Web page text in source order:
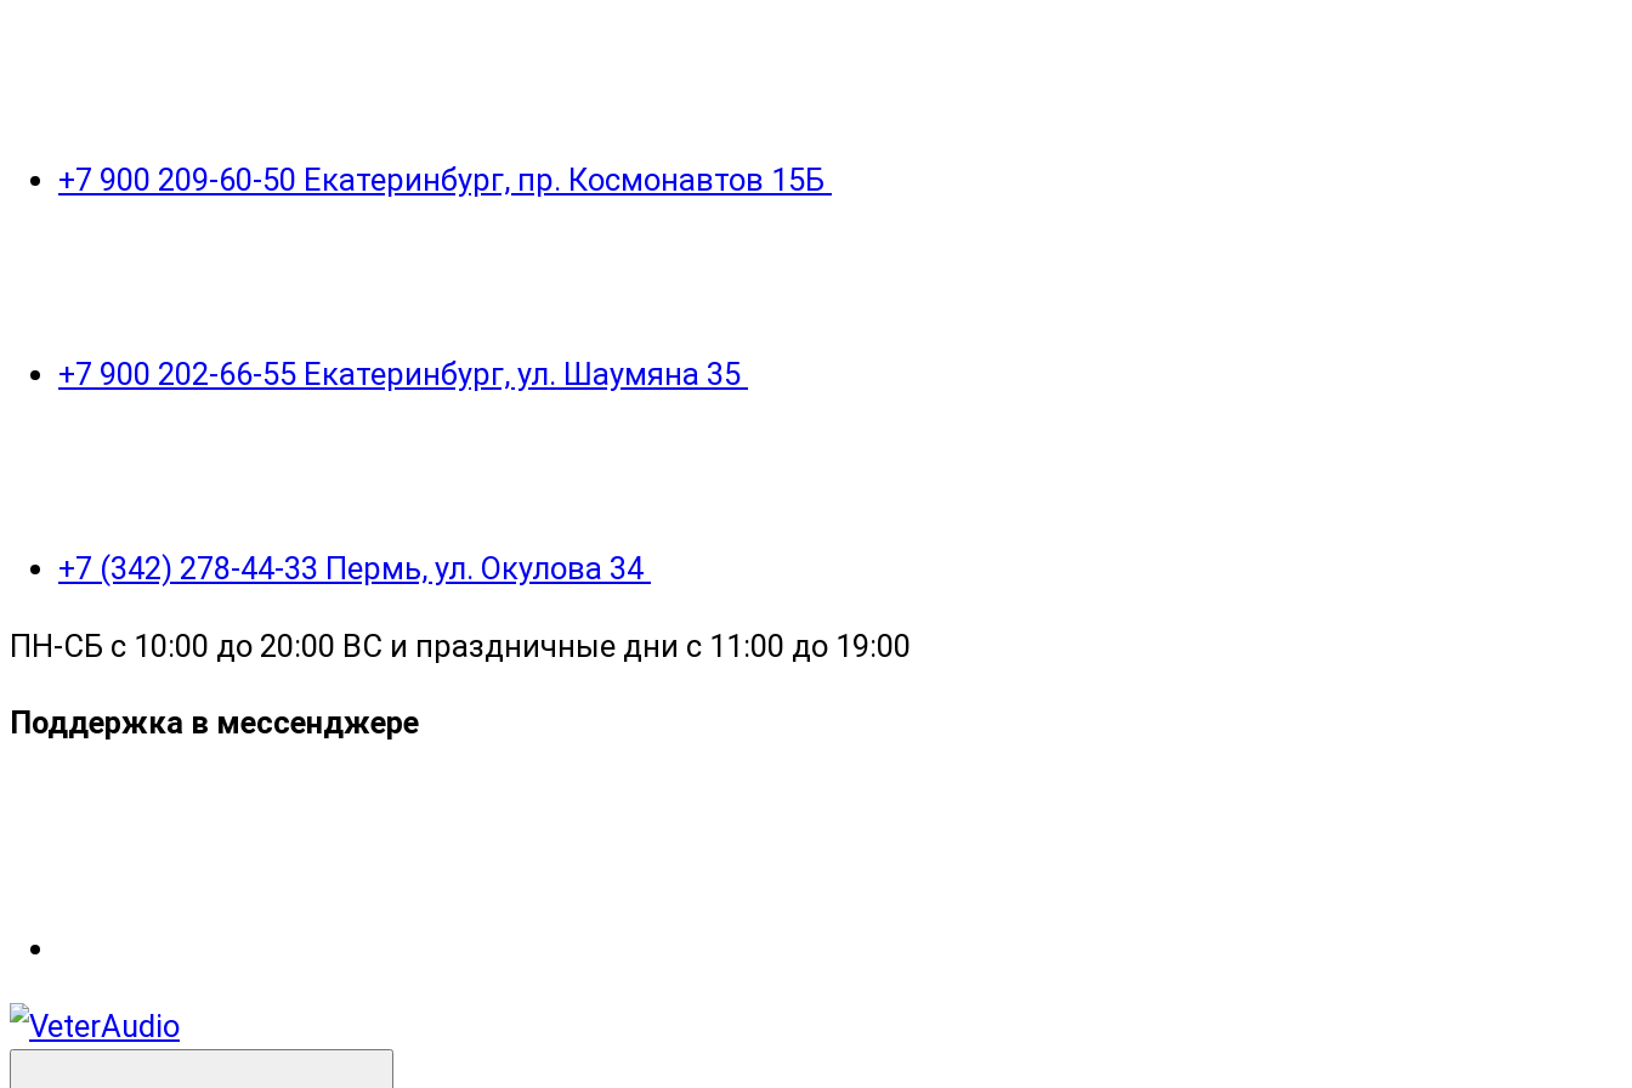
+7 900 209-60-50 Екатеринбург, пр. Космонавтов 15Б
+7 900 202-66-55 Екатеринбург, ул. Шаумяна 35
+7 (342) 278-44-33 Пермь, ул. Окулова 34
ПН-СБ с 10:00 до 20:00 ВС и праздничные дни с 11:00 до 19:00
Поддержка в мессенджере